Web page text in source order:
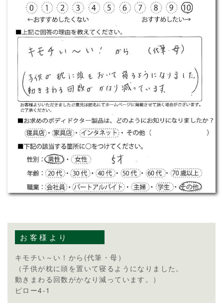
お客様より
キモチい～い！から(代筆・母）
（子供が枕に頭を置いて寝るようになりました。
動きまわる回数がかなり減っています。）
ピロー4-1